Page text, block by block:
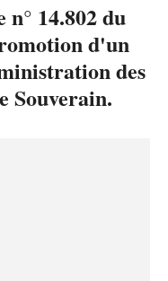
14.802 du
d'un
des
Souverain.